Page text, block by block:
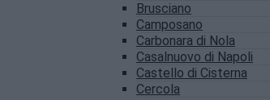
Brusciano
Camposano
Carbonara di Nola
Casalnuovo di Napoli
Castello di Cisterna
Cercola